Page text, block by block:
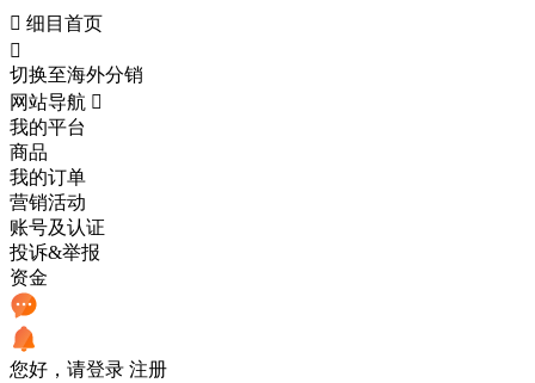
 细目首页

切换至海外分销
网站导航 
我的平台
商品
我的订单
营销活动
账号及认证
投诉&举报
资金
您好，请登录 注册